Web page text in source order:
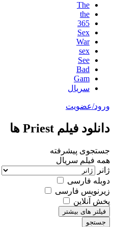
The
the
365
Sex
War
sex
See
Bad
Gam
سریال
ورود/عضویت
دانلود فیلم Priest ها
جستجوی پیشرفته
همه فیلم سریال
ژانر
دوبله فارسی
زیرنویس فارسی
پخش آنلاین
فیلتر های بیشتر
جستجو